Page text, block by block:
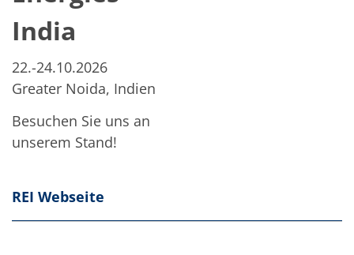
India
22.-24.10.2026
Greater Noida, Indien
Besuchen Sie uns an
unserem Stand!
REI Webseite